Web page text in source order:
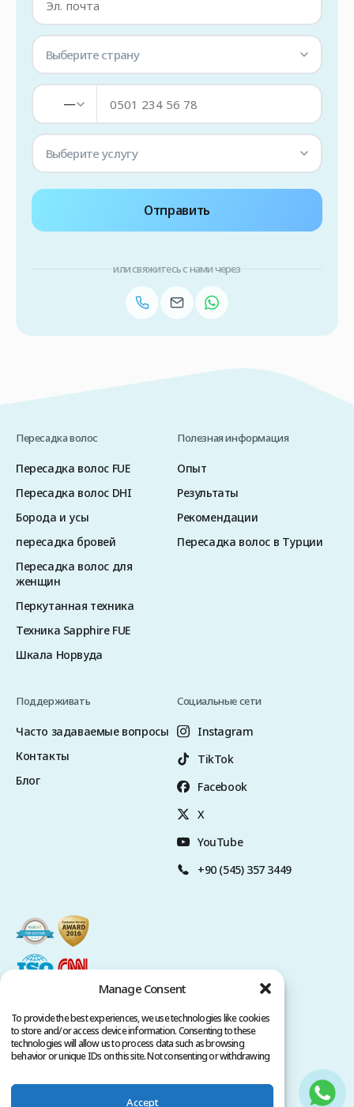
Manage Consent
To provide the best experiences, we use technologies like cookies
to store and/or access device information. Consenting to these
technologies will allow us to process data such as browsing
behavior or unique IDs on this site. Not consenting or withdrawing
Accept
Выберите страну
—
Выберите услугу
Отправить
или свяжитесь с нами через
Пересадка волос
Пересадка волос FUE
Пересадка волос DHI
Борода и усы
пересадка бровей
Пересадка волос для
женщин
Перкутанная техника
Техника Sapphire FUE
Шкала Норвуда
Полезная информация
Опыт
Результаты
Рекомендации
Пересадка волос в Турции
Поддерживать
Часто задаваемые вопросы
Контакты
Блог
Социальные сети
Instagram
TikTok
Facebook
X
YouTube
+90 (545) 357 3449
Условия обслуживания